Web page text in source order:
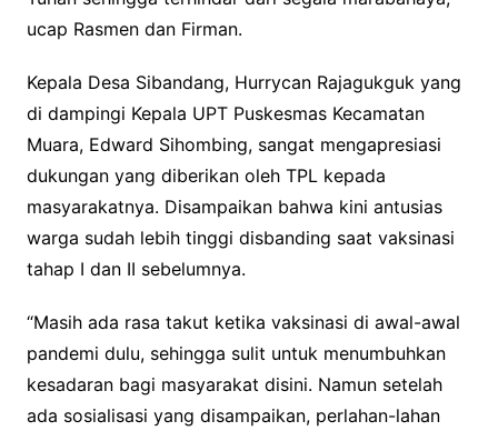
ucap Rasmen dan Firman.
Kepala Desa Sibandang, Hurrycan Rajagukguk yang
di dampingi Kepala UPT Puskesmas Kecamatan
Muara, Edward Sihombing, sangat mengapresiasi
dukungan yang diberikan oleh TPL kepada
masyarakatnya. Disampaikan bahwa kini antusias
warga sudah lebih tinggi disbanding saat vaksinasi
tahap I dan II sebelumnya.
“Masih ada rasa takut ketika vaksinasi di awal-awal
pandemi dulu, sehingga sulit untuk menumbuhkan
kesadaran bagi masyarakat disini. Namun setelah
ada sosialisasi yang disampaikan, perlahan-lahan